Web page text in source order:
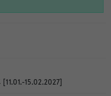
15.02.2027]